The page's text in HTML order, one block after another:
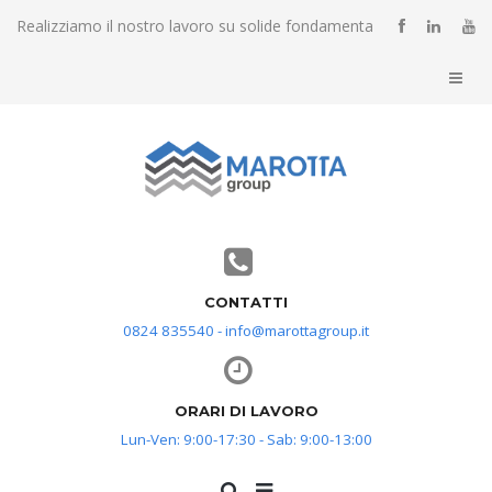
Realizziamo il nostro lavoro su solide fondamenta
CONTATTI
0824 835540 - info@marottagroup.it
ORARI DI LAVORO
Lun-Ven: 9:00-17:30 - Sab: 9:00-13:00